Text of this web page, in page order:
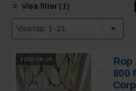
Visa filter (1)
2026-08-19 Rop
800